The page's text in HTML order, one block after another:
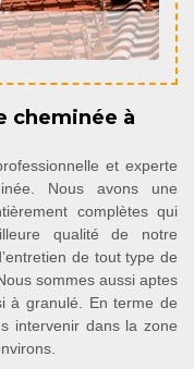
cheminée à
et experte
Nous avons une
complètes qui
qualité de notre
de tout type de
sommes aussi aptes
à granulé. En terme de
intervenir dans la zone